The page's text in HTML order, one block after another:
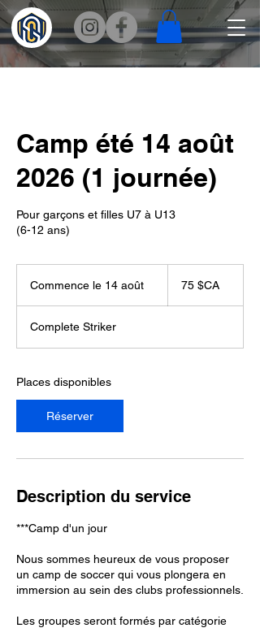
Camp été 14 août
2026 (1 journée)
Pour garçons et filles U7 à U13
(6-12 ans)
Commence le 14 août
e
û
canadiens
75 $CA
Complete Striker
Places disponibles
Réserver
Description du service
***Camp d'un jour
Nous sommes heureux de vous proposer
un camp de soccer qui vous plongera en
immersion au sein des clubs professionnels.
Les groupes seront formés par catégorie